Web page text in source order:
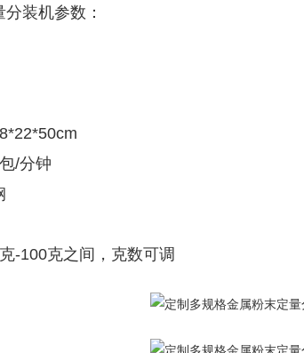
装机参数：
/分钟
-100克之间，克数可调